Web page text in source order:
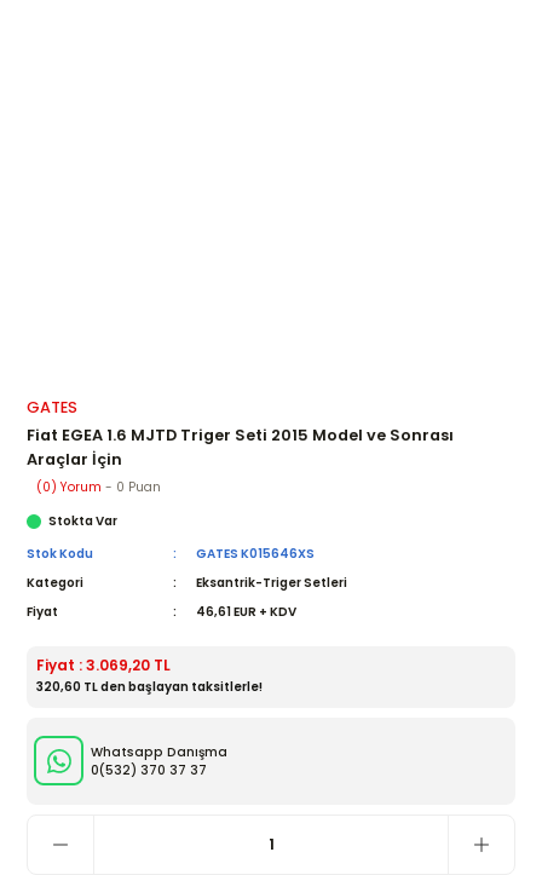
GATES
Fiat EGEA 1.6 MJTD Triger Seti 2015 Model ve Sonrası
Araçlar İçin
(0) Yorum - 0 Puan
Stokta Var
Stok Kodu
GATES K015646XS
Kategori
Eksantrik-Triger Setleri
Fiyat
46,61 EUR + KDV
Fiyat : 3.069,20 TL
320,60 TL den başlayan taksitlerle!
Whatsapp Danışma
0(532) 370 37 37